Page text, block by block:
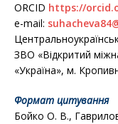
ORCID https://
e-mail:
ЗВО «Відкритий
«Україна», м.
Формат цитування
Бойко О. В.,